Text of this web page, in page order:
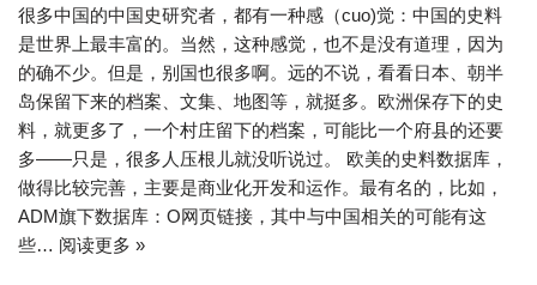
很多中国的中国史研究者，都有一种感（cuo)觉：中国的史料
是世界上最丰富的。当然，这种感觉，也不是没有道理，因为
的确不少。但是，别国也很多啊。远的不说，看看日本、朝半
岛保留下来的档案、文集、地图等，就挺多。欧洲保存下的史
料，就更多了，一个村庄留下的档案，可能比一个府县的还要
多——只是，很多人压根儿就没听说过。 欧美的史料数据库，
做得比较完善，主要是商业化开发和运作。最有名的，比如，
ADM旗下数据库：O网页链接，其中与中国相关的可能有这
些… 阅读更多 »